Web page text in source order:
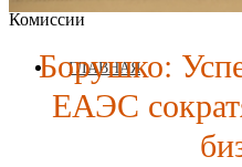
Комиссии
ГЛАВНАЯ
Борушко:
ЕАЭС